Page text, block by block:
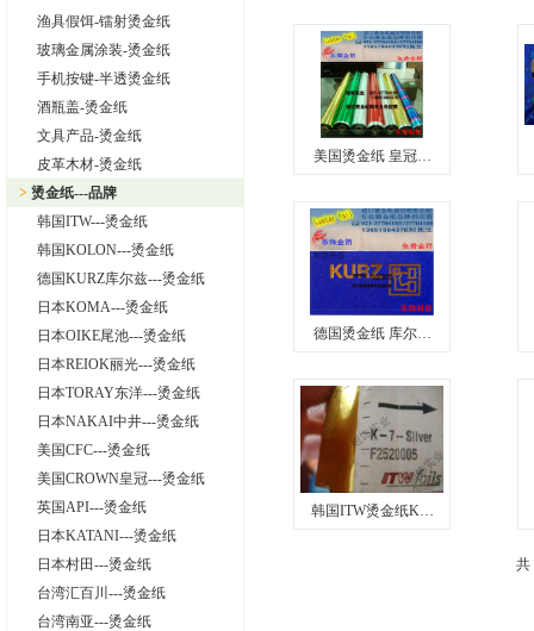
渔具假饵-镭射烫金纸
玻璃金属涂装-烫金纸
手机按键-半透烫金纸
酒瓶盖-烫金纸
文具产品-烫金纸
皮革木材-烫金纸
> 烫金纸---品牌
韩国ITW---烫金纸
韩国KOLON---烫金纸
德国KURZ库尔兹---烫金纸
日本KOMA---烫金纸
日本OIKE尾池---烫金纸
日本REIOK丽光---烫金纸
日本TORAY东洋---烫金纸
日本NAKAI中井---烫金纸
美国CFC---烫金纸
美国CROWN皇冠---烫金纸
英国API---烫金纸
日本KATANI---烫金纸
日本村田---烫金纸
台湾汇百川---烫金纸
台湾南亚---烫金纸
美国烫金纸 皇冠…
德国烫金纸 库尔…
韩国ITW烫金纸K…
共